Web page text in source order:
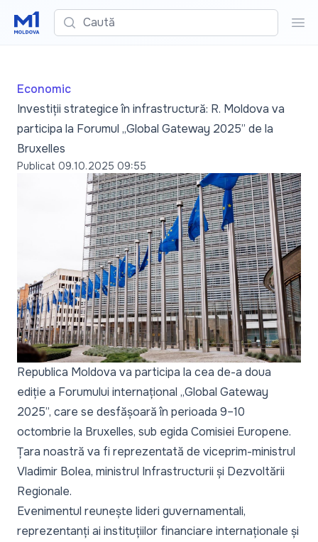
Caută
Economic
Investiții strategice în infrastructură: R. Moldova va
participa la Forumul „Global Gateway 2025” de la
Bruxelles
Publicat 09.10.2025 09:55
Republica Moldova va participa la cea de-a doua
ediție a Forumului internațional „Global Gateway
2025”, care se desfășoară în perioada 9–10
octombrie la Bruxelles, sub egida Comisiei Europene.
Țara noastră va fi reprezentată de viceprim-ministrul
Vladimir Bolea, ministrul Infrastructurii și Dezvoltării
Regionale.
Evenimentul reunește lideri guvernamentali,
reprezentanți ai instituțiilor financiare internaționale și